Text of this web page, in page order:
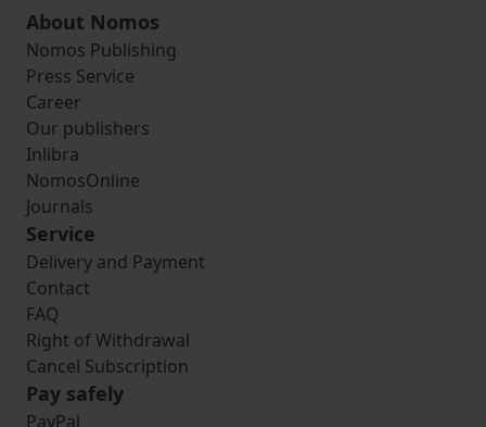
About Nomos
Nomos Publishing
Press Service
Career
Our publishers
Inlibra
NomosOnline
Journals
Service
Delivery and Payment
Contact
FAQ
Right of Withdrawal
Cancel Subscription
Pay safely
PayPal